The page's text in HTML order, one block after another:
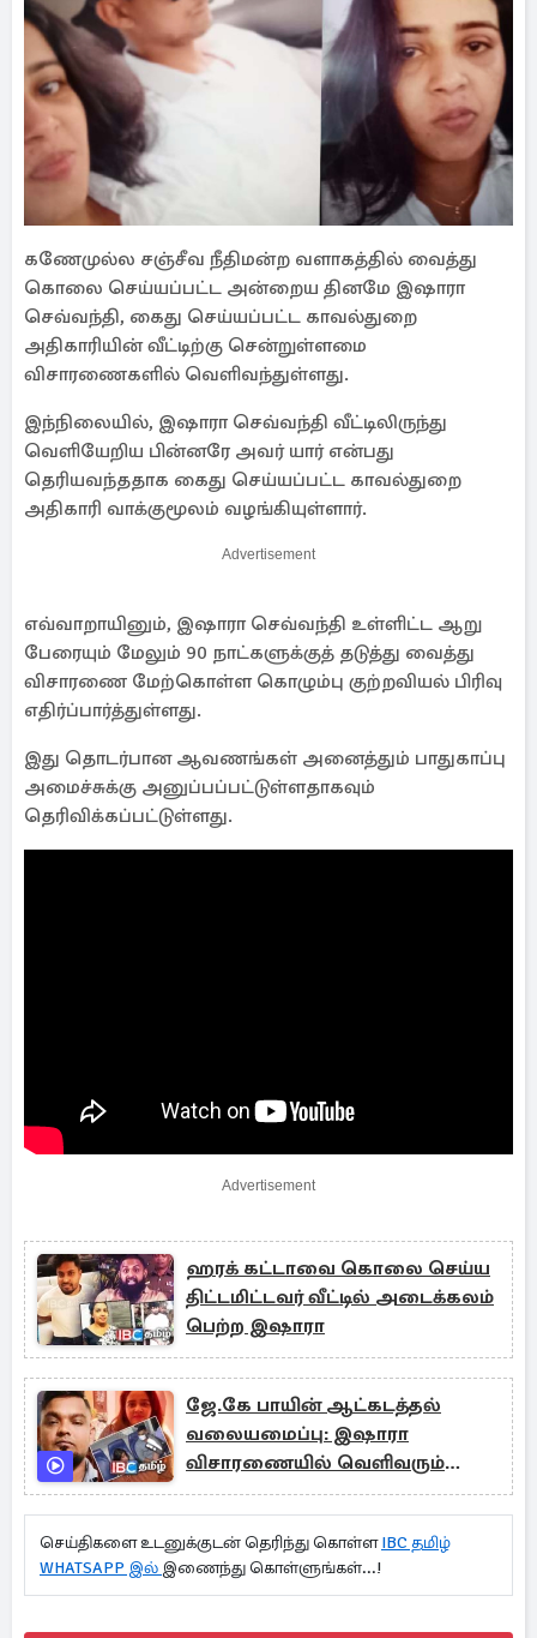
கணேமுல்ல சஞ்சீவ நீதிமன்ற வளாகத்தில் வைத்து
கொலை செய்யப்பட்ட அன்றைய தினமே இஷாரா
செவ்வந்தி, கைது செய்யப்பட்ட காவல்துறை
அதிகாரியின் வீட்டிற்கு சென்றுள்ளமை
விசாரணைகளில் வெளிவந்துள்ளது.
இந்நிலையில், இஷாரா செவ்வந்தி வீட்டிலிருந்து
வெளியேறிய பின்னரே அவர் யார் என்பது
தெரியவந்ததாக கைது செய்யப்பட்ட காவல்துறை
அதிகாரி வாக்குமூலம் வழங்கியுள்ளார்.
Advertisement
எவ்வாறாயினும், இஷாரா செவ்வந்தி உள்ளிட்ட ஆறு
பேரையும் மேலும் 90 நாட்களுக்குத் தடுத்து வைத்து
விசாரணை மேற்கொள்ள கொழும்பு குற்றவியல் பிரிவு
எதிர்ப்பார்த்துள்ளது.
இது தொடர்பான ஆவணங்கள் அனைத்தும் பாதுகாப்பு
அமைச்சுக்கு அனுப்பப்பட்டுள்ளதாகவும்
தெரிவிக்கப்பட்டுள்ளது.
Advertisement
ஹரக் கட்டாவை கொலை செய்ய
திட்டமிட்டவர் வீட்டில் அடைக்கலம்
பெற்ற இஷாரா
ஜே.கே பாயின் ஆட்கடத்தல்
வலையமைப்பு: இஷாரா
விசாரணையில் வெளிவரும்
மர்மங்கள்!
செய்திகளை உடனுக்குடன் தெரிந்து கொள்ளIBC தமிழ்
WHATSAPP இல் இணைந்து கொள்ளுங்கள்...!